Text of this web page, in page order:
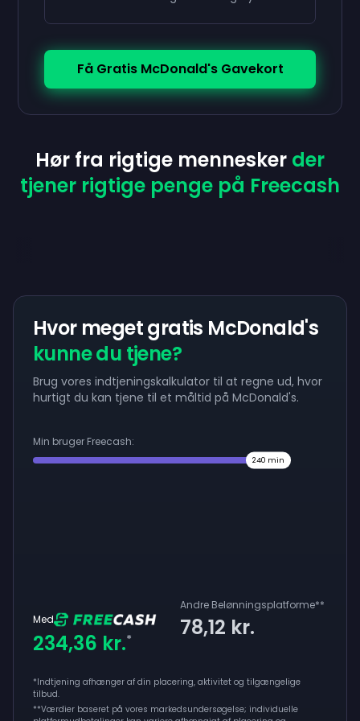
Få Gratis McDonald's Gavekort
Hør fra rigtige mennesker der
tjener rigtige penge på Freecash
Hvor meget gratis McDonald's
kunne du tjene?
Brug vores indtjeningskalkulator til at regne ud, hvor
hurtigt du kan tjene til et måltid på McDonald's.
Min bruger Freecash:
240 min
Med
234,36 kr.*
Andre Belønningsplatforme**
78,12 kr.
*Indtjening afhænger af din placering, aktivitet og tilgængelige
tilbud.
**Værdier baseret på vores markedsundersøgelse; individuelle